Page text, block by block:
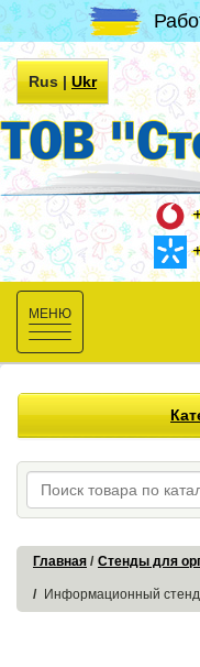
Rus|Ukr
Toggle
navigation
Главная Стенды для
Информационный